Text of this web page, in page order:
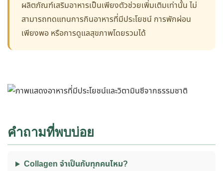
ผลิตภัณฑ์เสริมอาหารเป็นเพียงตัวช่วยเพิ่มเติมเท่านั้น ไม่
สามารถทดแทนการกินอาหารที่มีประโยชน์ การพักผ่อน
เพียงพอ หรือการดูแลสุขภาพโดยรวมได้
คำถามที่พบบ่อย
Collagen จำเป็นกับทุกคนไหม?